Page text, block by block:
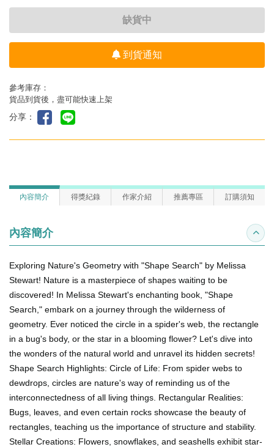
缺貨中
到貨通知
參考庫存：
貨品到貨後，盡可能快速上架
分享：
內容簡介 得獎紀錄 作家介紹 推薦專區 訂購須知
內容簡介 收合
Exploring Nature's Geometry with "Shape Search" by Melissa
Stewart! Nature is a masterpiece of shapes waiting to be
discovered! In Melissa Stewart's enchanting book, "Shape
Search," embark on a journey through the wilderness of
geometry. Ever noticed the circle in a spider's web, the rectangle
in a bug's body, or the star in a blooming flower? Let's dive into
the wonders of the natural world and unravel its hidden secrets!
Shape Search Highlights: Circle of Life: From spider webs to
dewdrops, circles are nature's way of reminding us of the
interconnectedness of all living things. Rectangular Realities:
Bugs, leaves, and even certain rocks showcase the beauty of
rectangles, teaching us the importance of structure and stability.
Stellar Creations: Flowers, snowflakes, and seashells exhibit star-